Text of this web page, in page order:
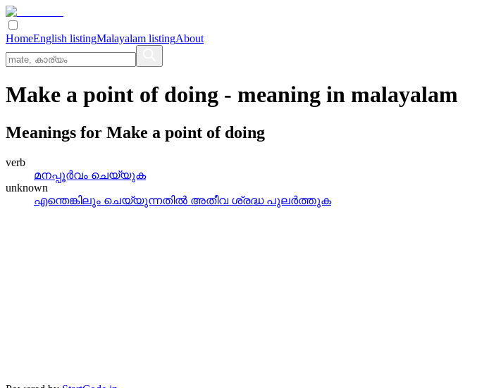
HomeEnglish listingMalayalam listingAbout
Make a point of doing - meaning in malayalam
Meanings for Make a point of doing
verb
മനപ്പൂര്‍വം ചെയ്യുക
unknown
എന്തെങ്കിലും ചെയ്യുന്നതില്‍ അതീവ ശ്രദ്ധ പുലര്‍ത്തുക